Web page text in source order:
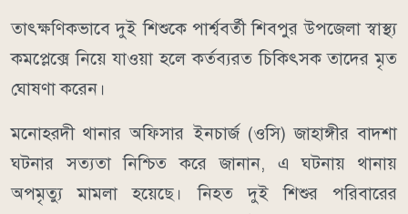
তাৎক্ষণিকভাবে দুই শিশুকে পার্শ্ববর্তী শিবপুর উপজেলা স্বাস্থ্য
কমপ্লেক্সে নিয়ে যাওয়া হলে কর্তব্যরত চিকিৎসক তাদের মৃত
ঘোষণা করেন।
মনোহরদী থানার অফিসার ইনচার্জ (ওসি) জাহাঙ্গীর বাদশা
ঘটনার সত্যতা নিশ্চিত করে জানান, এ ঘটনায় থানায়
অপমৃত্যু মামলা হয়েছে। নিহত দুই শিশুর পরিবারের